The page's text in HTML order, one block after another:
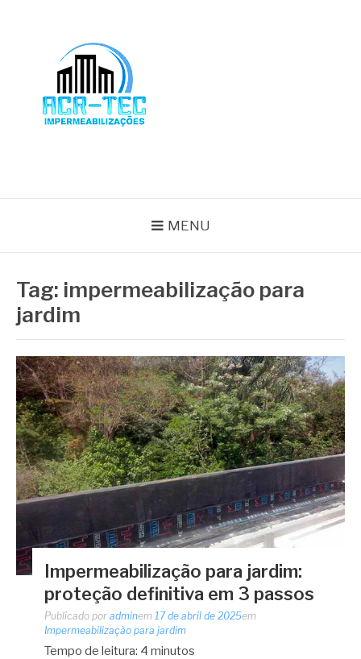
MENU
Tag: impermeabilização para
jardim
Impermeabilização para jardim:
proteção definitiva em 3 passos
Publicado por adminem 17 de abril de 2025em
Impermeabilização para jardim
Tempo de leitura: 4 minutos